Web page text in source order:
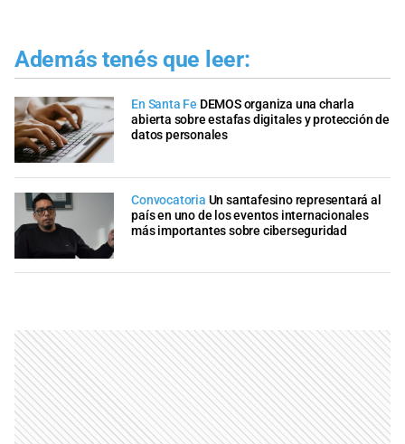
Además tenés que leer:
En Santa Fe DEMOS organiza una charla
abierta sobre estafas digitales y protección de
datos personales
Convocatoria Un santafesino representará al
país en uno de los eventos internacionales
más importantes sobre ciberseguridad